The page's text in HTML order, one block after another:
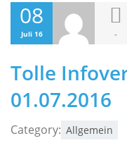
08
Juli 16 -
Tolle
01.07.2016
Category: Allgemein